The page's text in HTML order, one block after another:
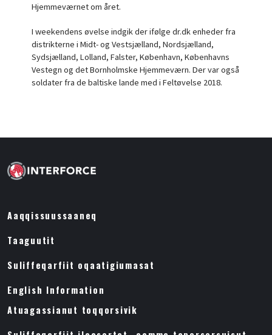
Hjemmeværnet om året.
I weekendens øvelse indgik der ifølge dr.dk enheder fra
distrikterne i Midt- og Vestsjælland, Nordsjælland,
Sydsjælland, Lolland, Falster, København, Københavns
Vestegn og det Bornholmske Hjemmeværn. Der var også
soldater fra de baltiske lande med i Feltøvelse 2018.
Aaqqissuussaaneq
Taaguutit
Suliffeqarfiit oqaatigiumasat
English Information
Atuagassianut toqqorsivik